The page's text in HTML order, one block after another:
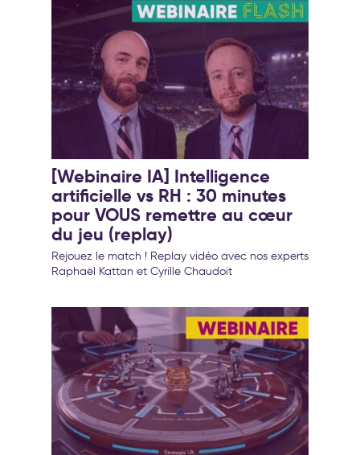
[Webinaire IA] Intelligence
artificielle vs RH : 30 minutes
pour VOUS remettre au cœur
du jeu (replay)
Rejouez le match ! Replay vidéo avec nos experts
Raphaël Kattan et Cyrille Chaudoit